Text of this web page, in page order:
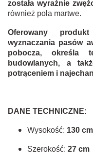
została wyraźnie
również pola martwe.
Oferowany
wyznaczania pasów
pobocza, określa
budowlanych, a
potrąceniem i
DANE TECHNICZNE:
Wysokość: 130 cm
Szerokość: 27 cm